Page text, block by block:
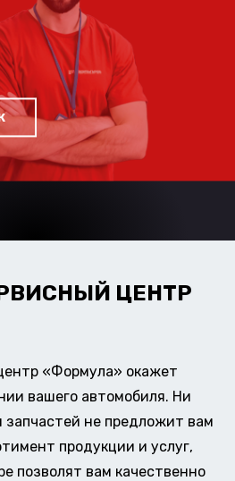
ЦЕНТР
«Формула» окажет
вашего автомобиля. Ни
запчастей не предложит вам
продукции и услуг,
позволят вам качественно